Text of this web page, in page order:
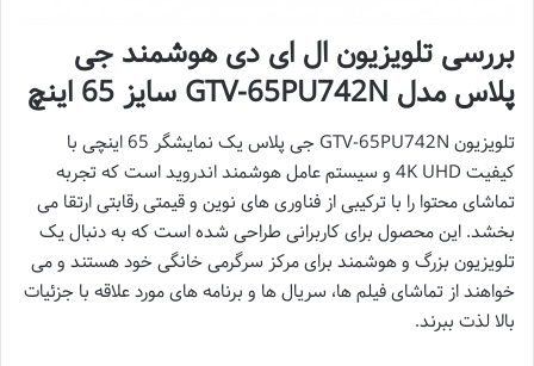
بررسی تلویزیون ال ای دی هوشمند جی
پلاس مدل GTV-65PU742N سایز 65 اینچ
تلویزیون GTV-65PU742N جی پلاس یک نمایشگر 65 اینچی با
کیفیت 4K UHD و سیستم عامل هوشمند اندروید است که تجربه
تماشای محتوا را با ترکیبی از فناوری های نوین و قیمتی رقابتی ارتقا می
بخشد. این محصول برای کاربرانی طراحی شده است که به دنبال یک
تلویزیون بزرگ و هوشمند برای مرکز سرگرمی خانگی خود هستند و می
خواهند از تماشای فیلم ها، سریال ها و برنامه های مورد علاقه با جزئیات
بالا لذت ببرند.